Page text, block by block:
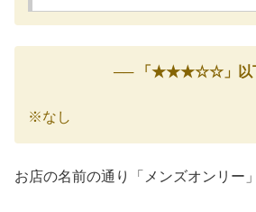
── 「★★★☆☆」以下
※なし
お店の名前の通り「メンズオンリー